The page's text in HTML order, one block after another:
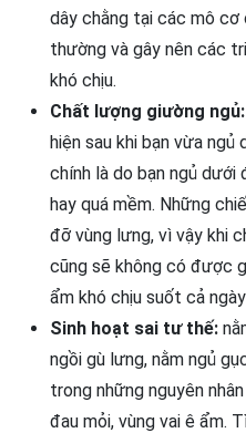
dây chằng tại các mô cơ
thường và gây nên các
khó chịu.
Chất lượng giường ngủ:
hiện sau khi bạn vừa
chính là do bạn ngủ dưới
hay quá mềm. Những
đỡ vùng lưng, vì vậy khi
cũng sẽ không có được
ẩm khó chịu suốt cả
Sinh hoạt sai tư thế:
ngồi gù lưng, nằm ngủ
trong những nguyên
đau mỏi, vùng vai ê ẩm.